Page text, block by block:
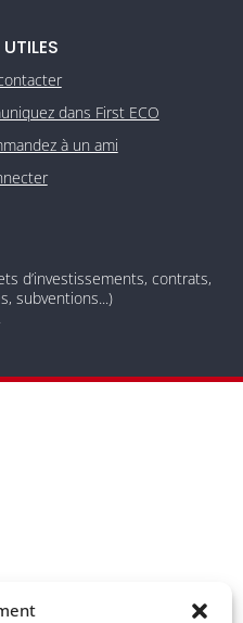
UTILES
dans First ECO
à un ami
d’investissements, contrats,
subventions...)
prenez connaissance
désinscription ou en